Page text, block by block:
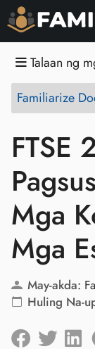
Talaan ng
Familiarize
FTSE
Mga
Mga
May-akda:
Huling Na-